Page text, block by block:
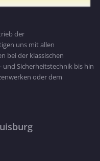
der
uns mit allen
bei der klassischen
Sicherheitstechnik bis hin
oder dem